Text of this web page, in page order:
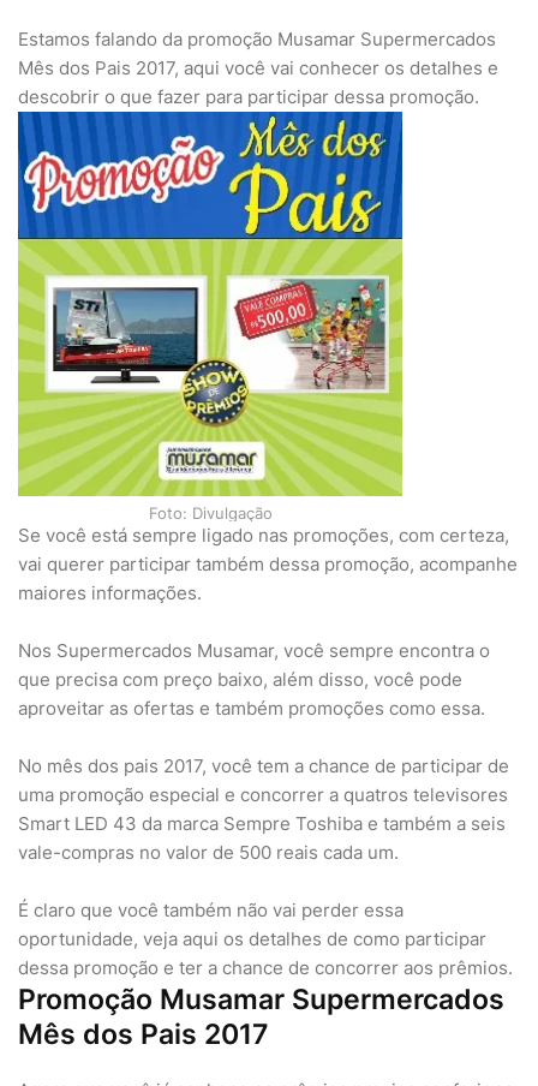
Estamos falando da promoção Musamar Supermercados
Mês dos Pais 2017, aqui você vai conhecer os detalhes e
descobrir o que fazer para participar dessa promoção.
Foto: Divulgação
Se você está sempre ligado nas promoções, com certeza,
vai querer participar também dessa promoção, acompanhe
maiores informações.
Nos Supermercados Musamar, você sempre encontra o
que precisa com preço baixo, além disso, você pode
aproveitar as ofertas e também promoções como essa.
No mês dos pais 2017, você tem a chance de participar de
uma promoção especial e concorrer a quatros televisores
Smart LED 43 da marca Sempre Toshiba e também a seis
vale-compras no valor de 500 reais cada um.
É claro que você também não vai perder essa
oportunidade, veja aqui os detalhes de como participar
dessa promoção e ter a chance de concorrer aos prêmios.
Promoção Musamar Supermercados
Mês dos Pais 2017